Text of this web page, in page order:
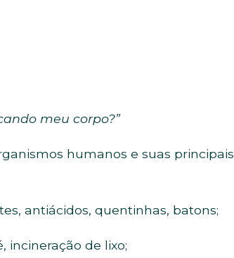
meu corpo?”
humanos e suas principais
antiácidos, quentinhas, batons;
incineração de lixo;